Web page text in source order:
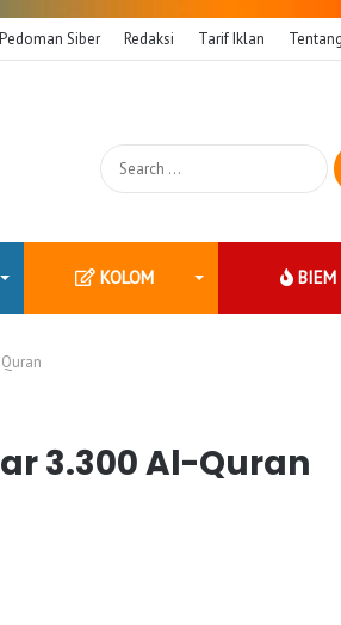
Pedoman Siber Redaksi Tarif Iklan
for:
KOLOM BIEM
3.300 Al-Quran